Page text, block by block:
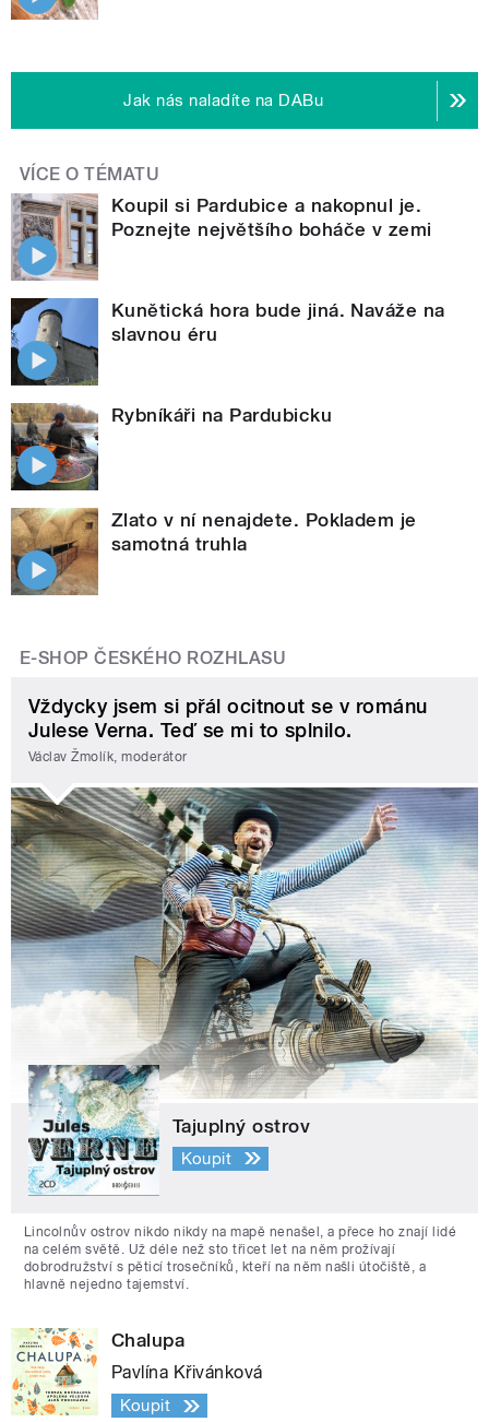
Jak nás naladíte na DABu
VÍCE O TÉMATU
Koupil si Pardubice a nakopnul je.
Poznejte největšího boháče v zemi
Kunětická hora bude jiná. Naváže na
slavnou éru
Rybníkáři na Pardubicku
Zlato v ní nenajdete. Pokladem je
samotná truhla
E-SHOP ČESKÉHO ROZHLASU
Vždycky jsem si přál ocitnout se v románu
Julese Verna. Teď se mi to splnilo.
Václav Žmolík, moderátor
Tajuplný ostrov
Koupit
Lincolnův ostrov nikdo nikdy na mapě nenašel, a přece ho znají lidé
na celém světě. Už déle než sto třicet let na něm prožívají
dobrodružství s pěticí trosečníků, kteří na něm našli útočiště, a
hlavně nejedno tajemství.
Chalupa
Pavlína Křivánková
Koupit